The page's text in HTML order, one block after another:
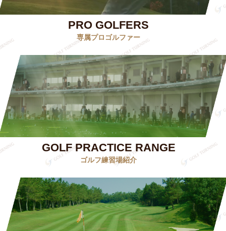
PRO GOLFERS
専属プロゴルファー
GOLF PRACTICE RANGE
ゴルフ練習場紹介